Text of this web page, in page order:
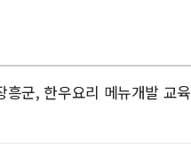
흥군, 한우요리 메뉴개발 교육